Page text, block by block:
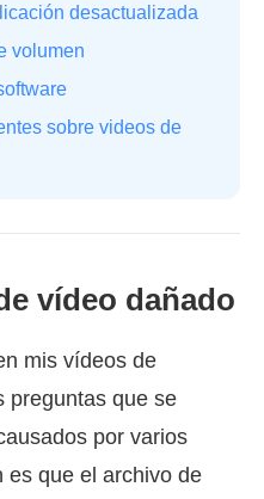
desactualizada
volumen
sobre videos de
vídeo dañado
mis vídeos de
preguntas que se
por varios
es que el archivo de